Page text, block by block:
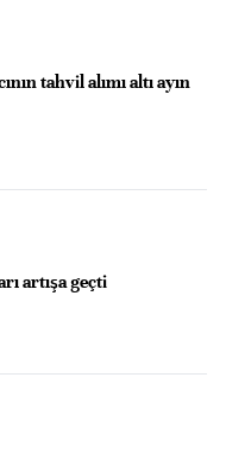
tahvil alımı altı ayın
artışa geçti